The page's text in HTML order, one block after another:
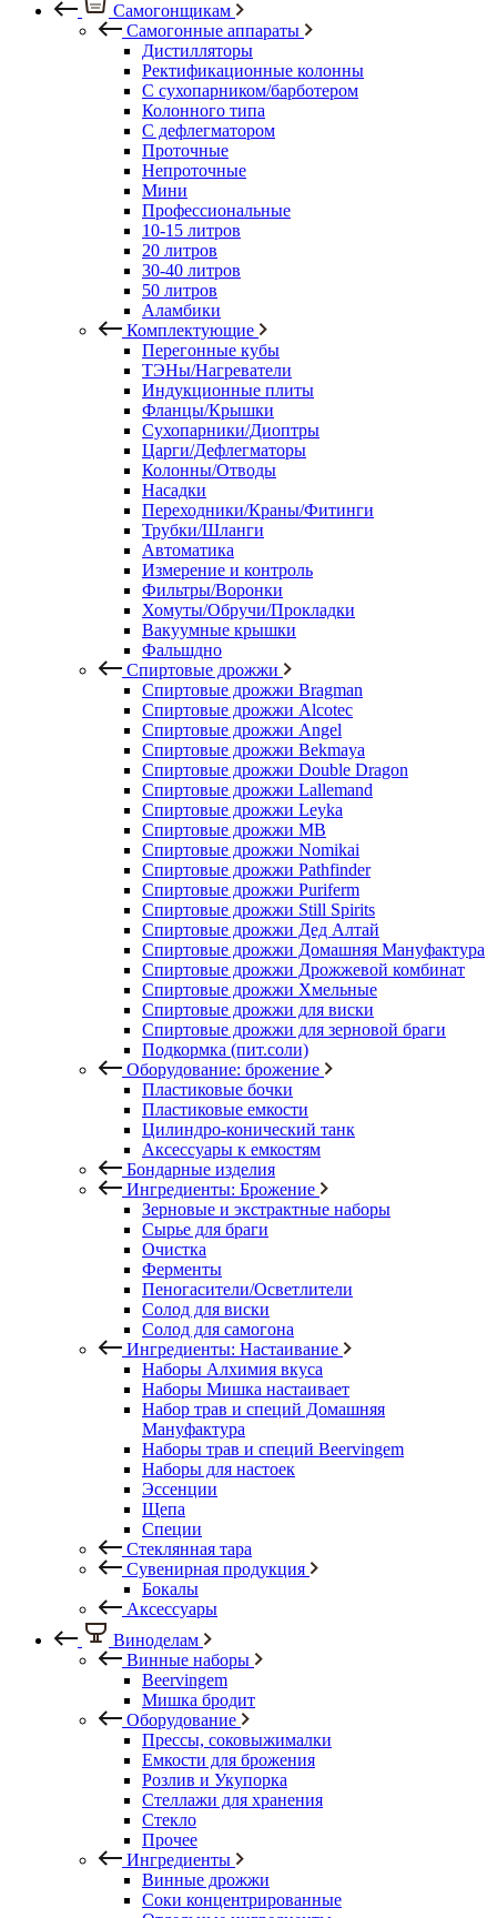
Самогонщикам
Самогонные аппараты
Дистилляторы
Ректификационные колонны
С сухопарником/барботером
Колонного типа
С дефлегматором
Проточные
Непроточные
Мини
Профессиональные
10-15 литров
20 литров
30-40 литров
50 литров
Аламбики
Комплектующие
Перегонные кубы
ТЭНы/Нагреватели
Индукционные плиты
Фланцы/Крышки
Сухопарники/Диоптры
Царги/Дефлегматоры
Колонны/Отводы
Насадки
Переходники/Краны/Фитинги
Трубки/Шланги
Автоматика
Измерение и контроль
Фильтры/Воронки
Хомуты/Обручи/Прокладки
Вакуумные крышки
Фальшдно
Спиртовые дрожжи
Спиртовые дрожжи Bragman
Спиртовые дрожжи Alcotec
Спиртовые дрожжи Angel
Спиртовые дрожжи Bekmaya
Спиртовые дрожжи Double Dragon
Спиртовые дрожжи Lallemand
Спиртовые дрожжи Leyka
Спиртовые дрожжи MB
Спиртовые дрожжи Nomikai
Спиртовые дрожжи Pathfinder
Спиртовые дрожжи Puriferm
Спиртовые дрожжи Still Spirits
Спиртовые дрожжи Дед Алтай
Спиртовые дрожжи Домашняя Мануфактура
Спиртовые дрожжи Дрожжевой комбинат
Спиртовые дрожжи Хмельные
Спиртовые дрожжи для виски
Спиртовые дрожжи для зерновой браги
Подкормка (пит.соли)
Оборудование: брожение
Пластиковые бочки
Пластиковые емкости
Цилиндро-конический танк
Аксессуары к емкостям
Бондарные изделия
Ингредиенты: Брожение
Зерновые и экстрактные наборы
Сырье для браги
Очистка
Ферменты
Пеногасители/Осветлители
Солод для виски
Солод для самогона
Ингредиенты: Настаивание
Наборы Алхимия вкуса
Наборы Мишка настаивает
Набор трав и специй Домашняя
Мануфактура
Наборы трав и специй Beervingem
Наборы для настоек
Эссенции
Щепа
Специи
Стеклянная тара
Сувенирная продукция
Бокалы
Аксессуары
Виноделам
Винные наборы
Beervingem
Мишка бродит
Оборудование
Прессы, соковыжималки
Емкости для брожения
Розлив и Укупорка
Стеллажи для хранения
Стекло
Прочее
Ингредиенты
Винные дрожжи
Соки концентрированные